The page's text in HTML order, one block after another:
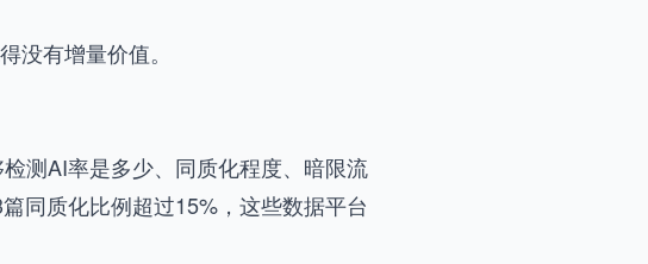
没有增量价值。
测AI率是多少、同质化程度、暗限流
同质化比例超过15%，这些数据平台